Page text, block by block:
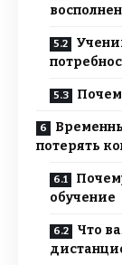
потерять
обучение
Что